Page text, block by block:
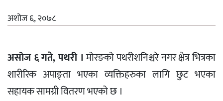
अशोज ६, २०७८
असोज ६ गते, पथरी ।मोरङको पथरीशनिश्चरे नगर क्षेत्र भित्रका
शारीरिक अपाङ्ता भएका व्यक्तिहरुका लागि छुट भएका
सहायक सामग्री वितरण भएको छ ।